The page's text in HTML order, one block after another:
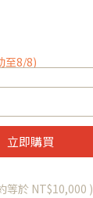
至8/8)
立即購買
等於 NT$10,000 )